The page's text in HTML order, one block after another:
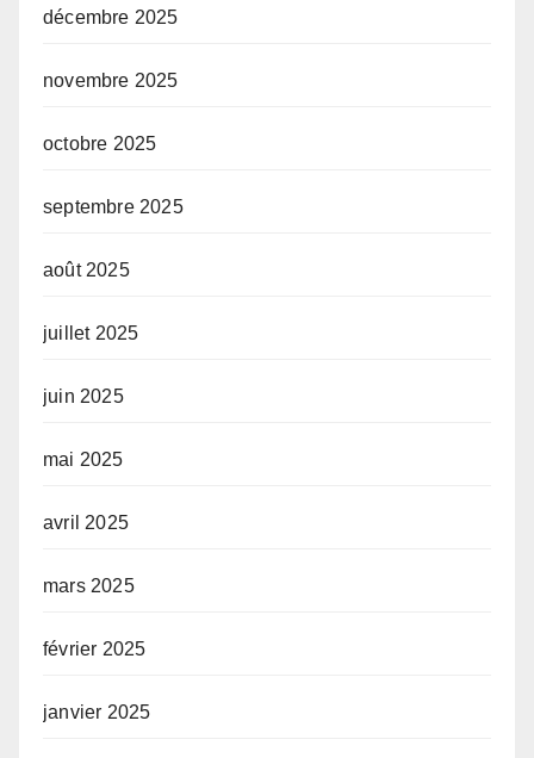
décembre 2025
novembre 2025
octobre 2025
septembre 2025
août 2025
juillet 2025
juin 2025
mai 2025
avril 2025
mars 2025
février 2025
janvier 2025